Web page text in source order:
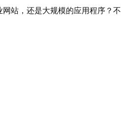
站，还是大规模的应用程序？